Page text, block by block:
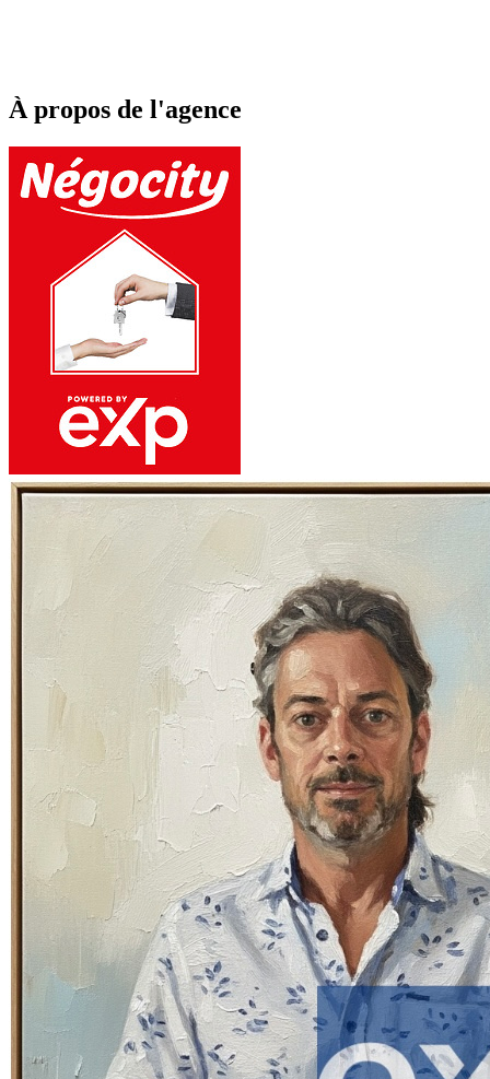
À propos de l'agence